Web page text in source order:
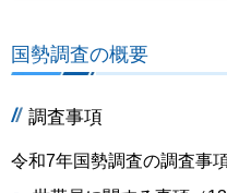
国勢調査の概要
調査事項
令和7年国勢調査の調査事